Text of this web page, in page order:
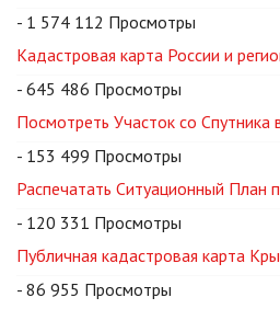
- 1 574 112 Просмотры
Кадастровая карта России и
- 645 486 Просмотры
Посмотреть Участок со
- 153 499 Просмотры
Распечатать Ситуационный
- 120 331 Просмотры
Публичная кадастровая карта
- 86 955 Просмотры